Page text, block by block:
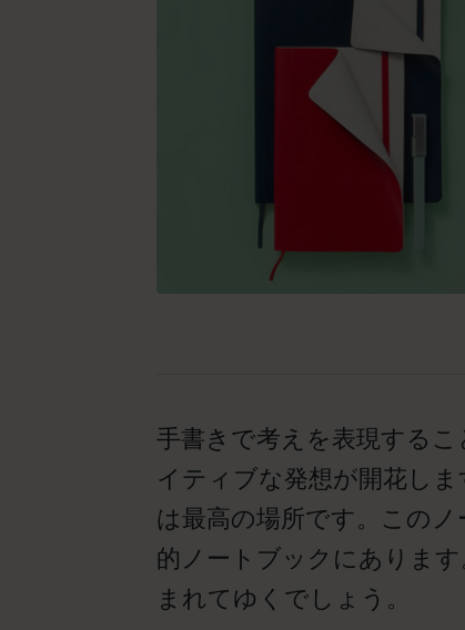
手書きで考えを表現する
イティブな発想が開花し
は最高の場所です。この
的ノートブックにありま
まれてゆくでしょう。